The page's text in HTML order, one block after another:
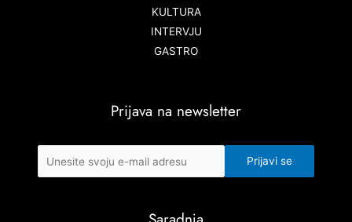
KULTURA
INTERVJU
GASTRO
Prijava na newsletter